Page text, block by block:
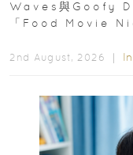
Waves與Goofy
「Food Movie
2nd August, 2026 ｜ In